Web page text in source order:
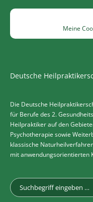
Meine
Deutsche
Die Deutsche
für Berufe des 2.
Heilpraktiker auf den
Psychotherapie sowie
klassische
mit anwendungsorientierten